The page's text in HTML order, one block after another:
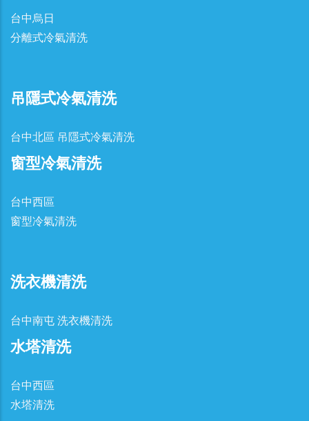
台中烏日
分離式冷氣清洗
吊隱式冷氣清洗
台中北區 吊隱式冷氣清洗
窗型冷氣清洗
台中西區
窗型冷氣清洗
洗衣機清洗
台中南屯 洗衣機清洗
水塔清洗
台中西區
水塔清洗